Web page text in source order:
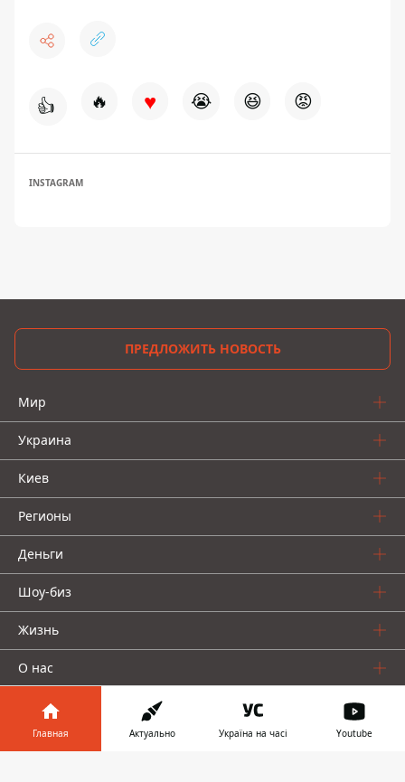
👍 🔥 ♥ 😭 😆 😡
INSTAGRAM
ПРЕДЛОЖИТЬ НОВОСТЬ
Мир
Украина
Киев
Регионы
Деньги
Шоу-биз
Жизнь
О нас
Главная Актуально Україна на часі Youtube